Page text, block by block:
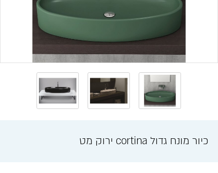
כיור מונח גדול cortina ירוק מט